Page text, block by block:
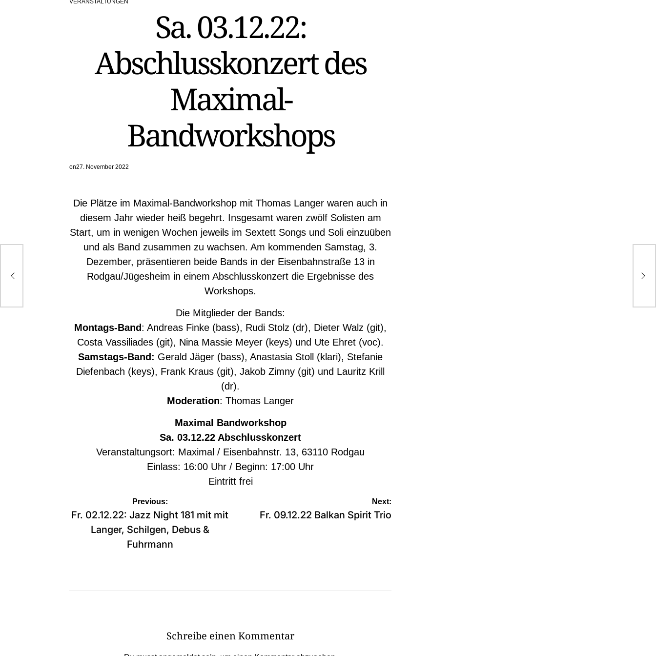
POSTED
Sa. 03.12.22:
Abschlusskonzert des
Maximal-
Bandworkshops
on27. November 2022
Die Plätze im Maximal-Bandworkshop mit Thomas Langer waren auch in
diesem Jahr wieder heiß begehrt. Insgesamt waren zwölf Solisten am
Start, um in wenigen Wochen jeweils im Sextett Songs und Soli einzuüben
und als Band zusammen zu wachsen. Am kommenden Samstag, 3.
Dezember, präsentieren beide Bands in der Eisenbahnstraße 13 in
Rodgau/Jügesheim in einem Abschlusskonzert die Ergebnisse des
Workshops.
Die Mitglieder der Bands:
Montags-Band: Andreas Finke (bass), Rudi Stolz (dr), Dieter Walz (git),
Costa Vassiliades (git), Nina Massie Meyer (keys) und Ute Ehret (voc).
Samstags-Band: Gerald Jäger (bass), Anastasia Stoll (klari), Stefanie
Diefenbach (keys), Frank Kraus (git), Jakob Zimny (git) und Lauritz Krill
(dr).
Moderation: Thomas Langer
Maximal Bandworkshop
Sa. 03.12.22 Abschlusskonzert
Veranstaltungsort: Maximal / Eisenbahnstr. 13, 63110 Rodgau
Einlass: 16:00 Uhr / Beginn: 17:00 Uhr
Eintritt frei
Beitragsnavigation
Previous:
Fr. 02.12.22: Jazz Night 181 mit mit
Langer, Schilgen, Debus &
Fuhrmann
Next:
Fr. 09.12.22 Balkan Spirit Trio
Schreibe einen Kommentar